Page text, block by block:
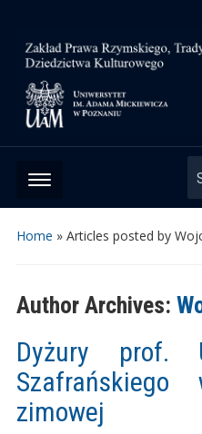
Home » Articles posted by
Author Archives:
Dyżury prof.
zimowej